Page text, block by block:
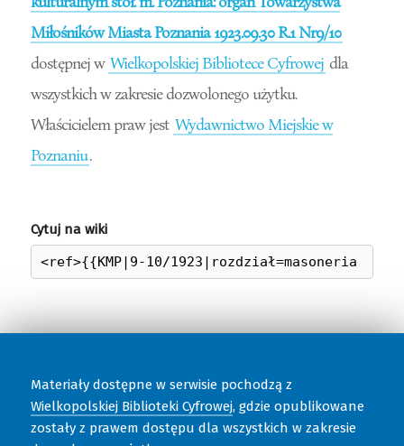
Miłośników Miasta Poznania 1923.09.30 R.1 Nr9/10
dostępnej w Wielkopolskiej Bibliotece Cyfrowej dla
wszystkich w zakresie dozwolonego użytku.
Właścicielem praw jest Wydawnictwo Miejskie w
Poznaniu.
Cytuj na wiki
Materiały dostępne w serwisie pochodzą z
Wielkopolskiej Biblioteki Cyfrowej, gdzie opublikowane
zostały z prawem dostępu dla wszystkich w zakresie